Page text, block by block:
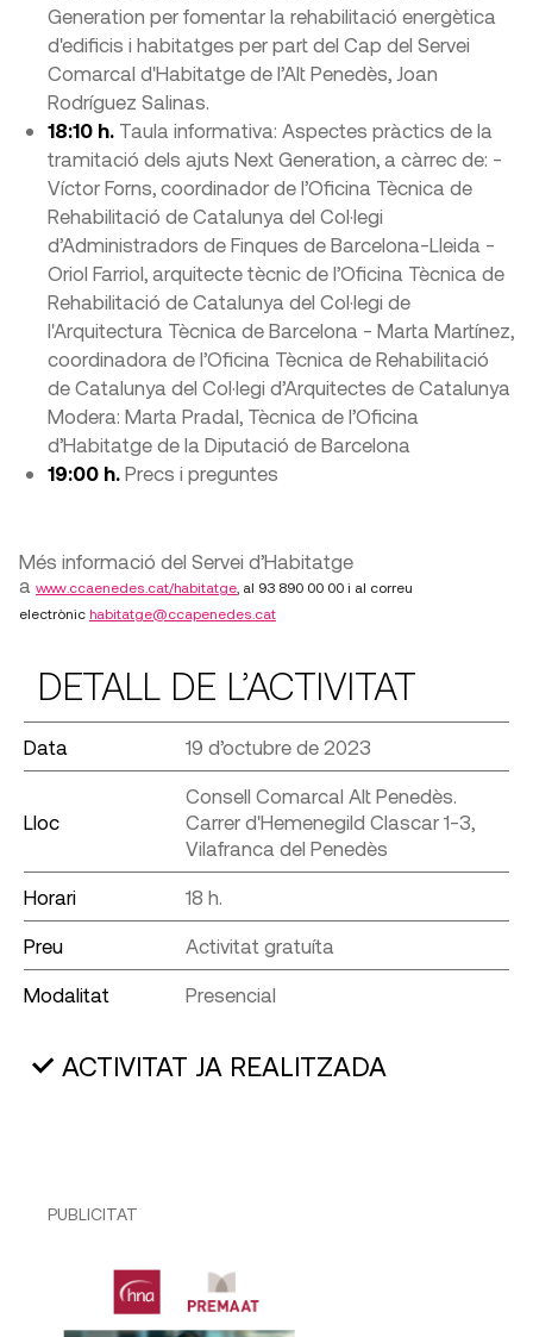
Generation per fomentar la rehabilitació energètica
d'edificis i habitatges per part del Cap del Servei
Comarcal d'Habitatge de l’Alt Penedès, Joan
Rodríguez Salinas.
18:10 h. Taula informativa: Aspectes pràctics de la
tramitació dels ajuts Next Generation, a càrrec de: -
Víctor Forns, coordinador de l’Oficina Tècnica de
Rehabilitació de Catalunya del Col·legi
d’Administradors de Finques de Barcelona-Lleida -
Oriol Farriol, arquitecte tècnic de l’Oficina Tècnica de
Rehabilitació de Catalunya del Col·legi de
l'Arquitectura Tècnica de Barcelona - Marta Martínez,
coordinadora de l’Oficina Tècnica de Rehabilitació
de Catalunya del Col·legi d’Arquitectes de Catalunya
Modera: Marta Pradal, Tècnica de l’Oficina
d’Habitatge de la Diputació de Barcelona
19:00 h. Precs i preguntes
Més informació del Servei d’Habitatge
a www.ccaenedes.cat/habitatge , al 93 890 00 00 i al correu
electrònic habitatge@ccapenedes.cat
DETALL DE L’ACTIVITAT
Data 19 d’octubre de 2023
Lloc
Consell Comarcal Alt Penedès.
Carrer d'Hemenegild Clascar 1-3,
Vilafranca del Penedès
Horari 18 h.
Preu Activitat gratuíta
Modalitat Presencial
ACTIVITAT JA REALITZADA
PUBLICITAT